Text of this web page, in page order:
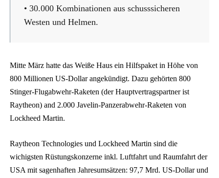
• 30.000 Kombinationen aus schusssicheren
Westen und Helmen.
Mitte März hatte das Weiße Haus ein Hilfspaket in Höhe von
800 Millionen US-Dollar angekündigt. Dazu gehörten 800
Stinger-Flugabwehr-Raketen (der Hauptvertragspartner ist
Raytheon) and 2.000 Javelin-Panzerabwehr-Raketen von
Lockheed Martin.
Raytheon Technologies und Lockheed Martin sind die
wichigsten Rüstungskonzerne inkl. Luftfahrt und Raumfahrt der
USA mit sagenhaften Jahresumsätzen: 97,7 Mrd. US-Dollar und